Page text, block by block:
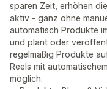
sparen Zeit, erhöhen
aktiv - ganz ohne
automatisch Produkte
und plant oder
regelmäßig Produkte
Reels mit
möglich.